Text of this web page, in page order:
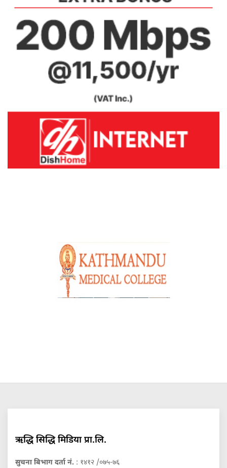
ऋद्धि सिद्धि मिडिया प्रा.लि.
सुचना बिभाग दर्ता नं. : १४१२ /०७५-७६